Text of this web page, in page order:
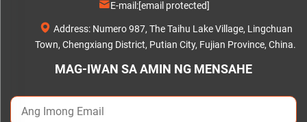
E-mail:[email protected]
Address: Numero 987, The Taihu Lake Village, Lingchuan
Town, Chengxiang District, Putian City, Fujian Province, China.
MAG-IWAN SA AMIN NG MENSAHE